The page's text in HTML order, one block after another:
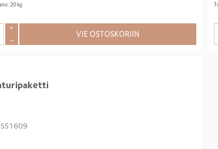
20 kg
+
–
VIE OSTOSKORIIN